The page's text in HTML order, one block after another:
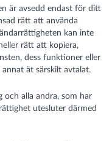
är avsedd endast för ditt
rätt att använda
kan inte
rätt att kopiera,
dess funktioner eller
ät särskilt avtalat.
och alla andra, som har
utesluter därmed